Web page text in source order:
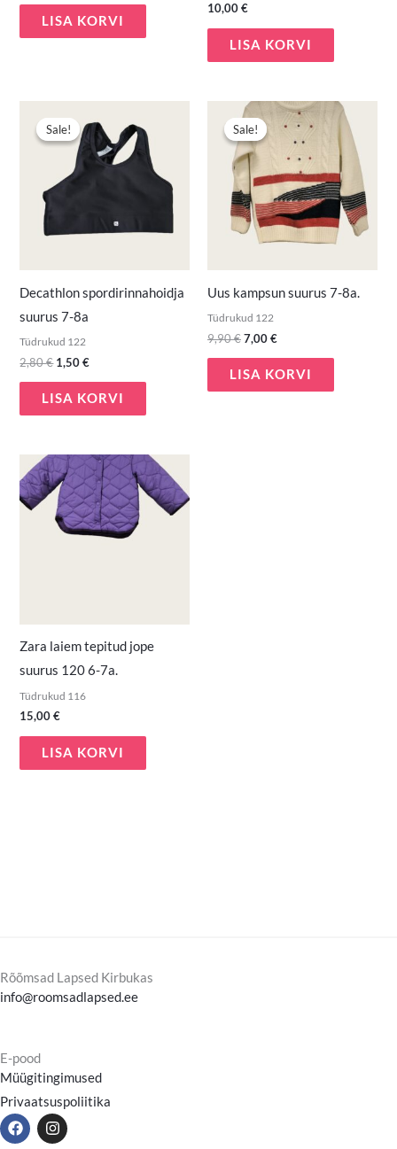
LISA KORVI
10,00€
LISA KORVI
Sale!
Sale!
Decathlon spordirinnahoidja
suurus 7-8a
Tüdrukud 122
2,80€
hind
oli:
2,80 €.
1,50€
hind
on:
1,50 €.
LISA KORVI
Sale!
Sale!
Uus kampsun suurus 7-8a.
Tüdrukud 122
9,90€
Algne
hind
oli:
9,90 €.
7,00€
Praegune
hind
LISA KORVI
Zara laiem tepitud jope
suurus 120 6-7a.
Tüdrukud 116
15,00€
LISA KORVI
Rõõmsad Lapsed Kirbukas
info@roomsadlapsed.ee
E-pood
Müügitingimused
Privaatsuspoliitika
F
a
I
n